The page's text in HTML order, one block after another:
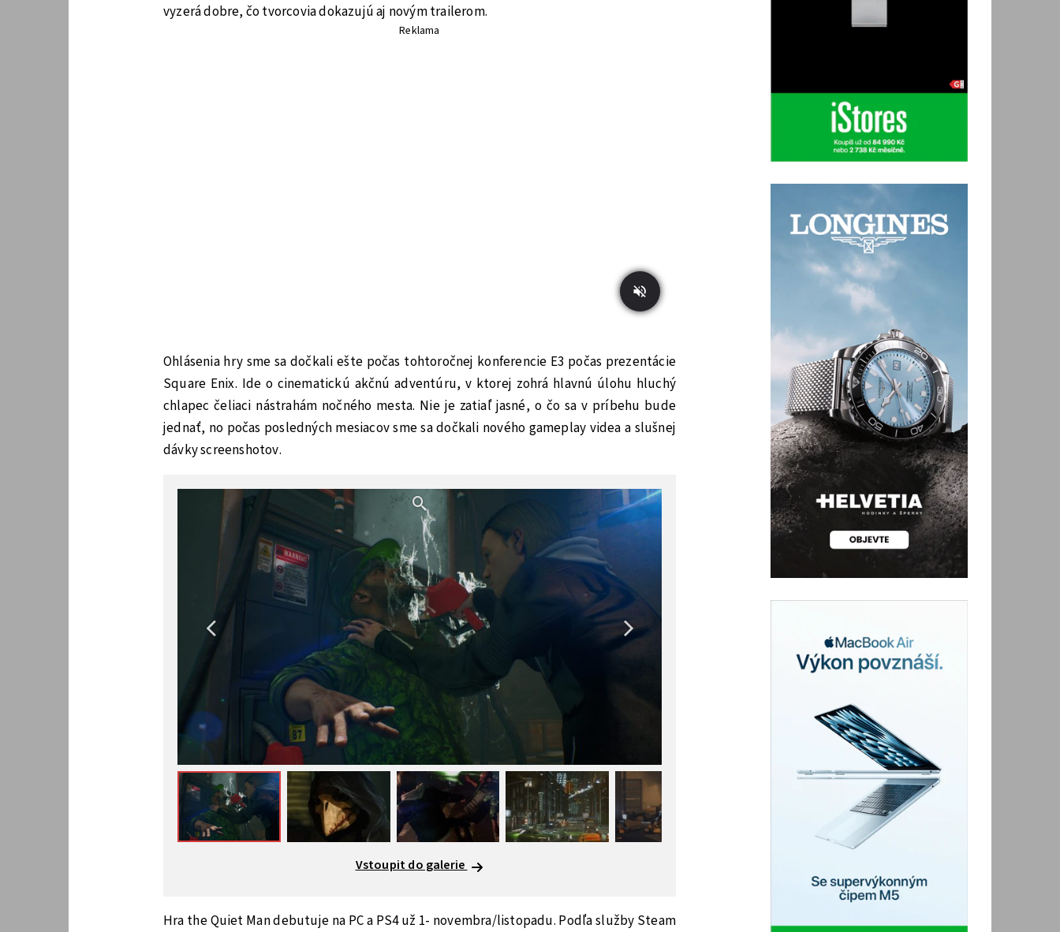
vyzerá dobre, čo tvorcovia dokazujú aj novým trailerom.
Reklama
Ohlásenia hry sme sa dočkali ešte počas tohtoročnej konferencie E3 počas prezentácie
Square Enix. Ide o cinematickú akčnú adventúru, v ktorej zohrá hlavnú úlohu hluchý
chlapec čeliaci nástrahám nočného mesta. Nie je zatiaľ jasné, o čo sa v príbehu bude
jednať, no počas posledných mesiacov sme sa dočkali nového gameplay videa a slušnej
dávky screenshotov.
Vstoupit do galerie
Hra the Quiet Man debutuje na PC a PS4 už 1- novembra/listopadu. Podľa služby Steam